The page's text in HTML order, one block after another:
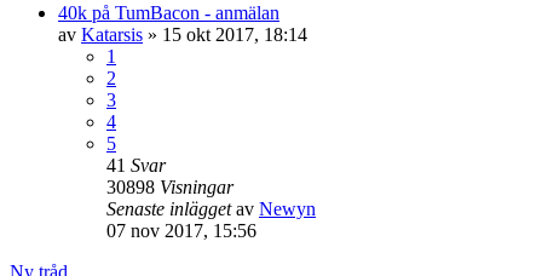
40k på TumBacon - anmälan
av Katarsis » 15 okt 2017, 18:14
1
2
3
4
5
41 Svar
30898 Visningar
Senaste inläggetav Newyn
07 nov 2017, 15:56
Ny tråd